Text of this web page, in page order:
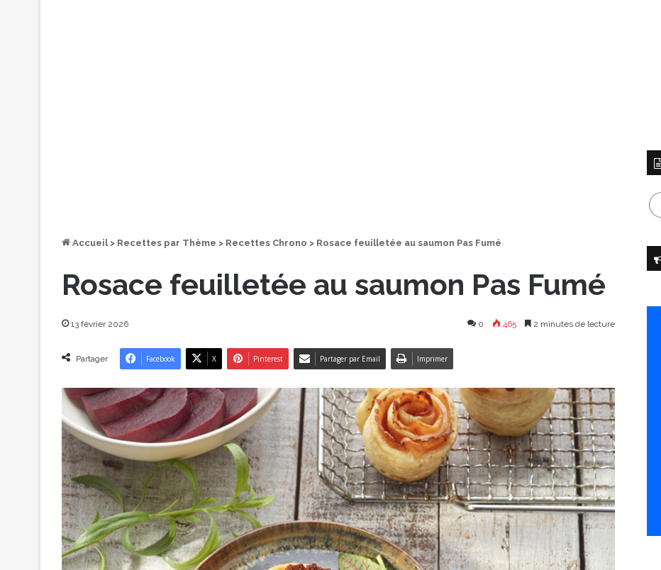
Accueil > Recettes par Thème > Recettes Chrono > Rosace feuilletée au saumon Pas Fumé
Rosace feuilletée au saumon Pas Fumé
13 février 2026 0 465 2 minutes de lecture
Partager Facebook X Pinterest Partager par Email Imprimer